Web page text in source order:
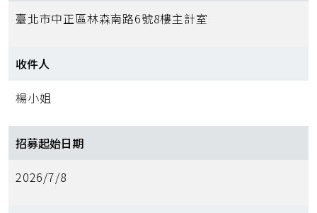
臺北市中正區林森南路6號8樓主計室
收件人
楊小姐
招募起始日期
2026/7/8